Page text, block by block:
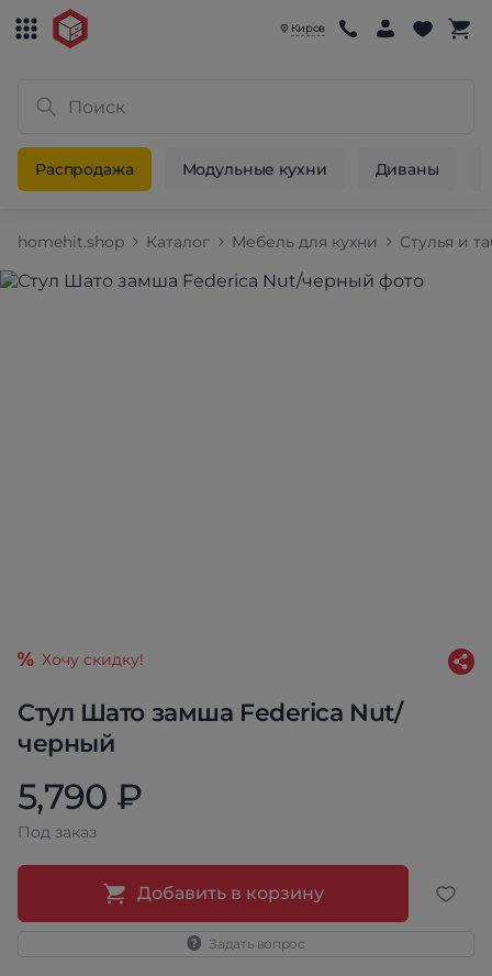
Киров
Распродажа Модульные кухни Диваны
homehit.shop Каталог Мебель для кухни Стулья и
Стул Шато замша Federica Nut/
черный
Хочу скидку!
5,790 ₽
Под заказ
Добавить в корзину
Задать вопрос